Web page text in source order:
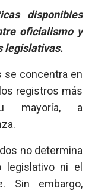
disponibles
oficialismo y
legislativas.
se concentra en
registros más
mayoría, a
no determina
ni el
Sin embargo,